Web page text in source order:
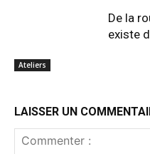
Ateliers
De la
existe
LAISSER UN